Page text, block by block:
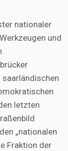
nationaler
und
letzten
„nationalen
Fraktion der